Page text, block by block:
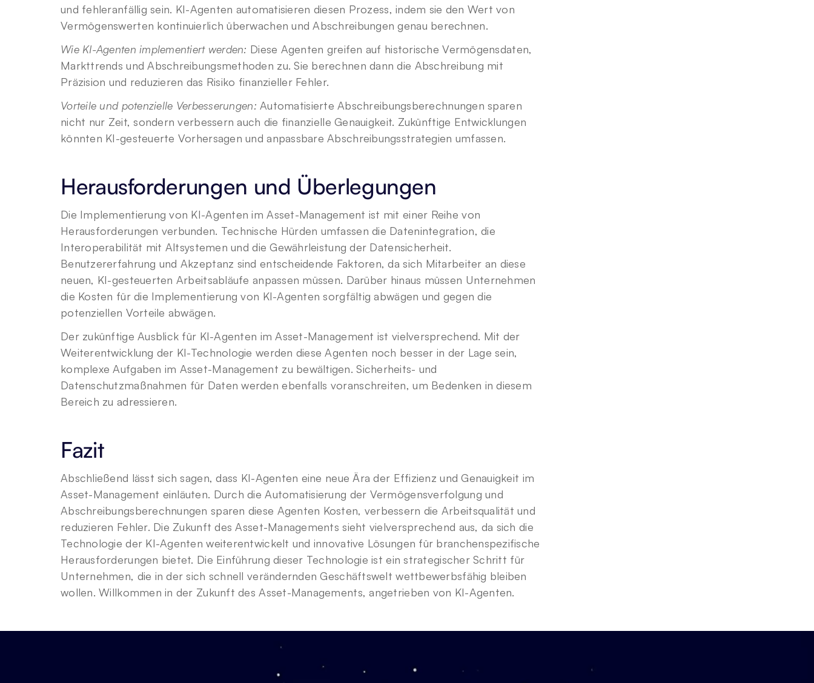
und fehleranfällig sein. KI-Agenten automatisieren diesen Prozess, indem sie den Wert von
Vermögenswerten kontinuierlich überwachen und Abschreibungen genau berechnen.
Wie KI-Agenten implementiert werden: Diese Agenten greifen auf historische Vermögensdaten,
Markttrends und Abschreibungsmethoden zu. Sie berechnen dann die Abschreibung mit
Präzision und reduzieren das Risiko finanzieller Fehler.
Vorteile und potenzielle Verbesserungen: Automatisierte Abschreibungsberechnungen sparen
nicht nur Zeit, sondern verbessern auch die finanzielle Genauigkeit. Zukünftige Entwicklungen
könnten KI-gesteuerte Vorhersagen und anpassbare Abschreibungsstrategien umfassen.
Herausforderungen und Überlegungen
Die Implementierung von KI-Agenten im Asset-Management ist mit einer Reihe von
Herausforderungen verbunden. Technische Hürden umfassen die Datenintegration, die
Interoperabilität mit Altsystemen und die Gewährleistung der Datensicherheit.
Benutzererfahrung und Akzeptanz sind entscheidende Faktoren, da sich Mitarbeiter an diese
neuen, KI-gesteuerten Arbeitsabläufe anpassen müssen. Darüber hinaus müssen Unternehmen
die Kosten für die Implementierung von KI-Agenten sorgfältig abwägen und gegen die
potenziellen Vorteile abwägen.
Der zukünftige Ausblick für KI-Agenten im Asset-Management ist vielversprechend. Mit der
Weiterentwicklung der KI-Technologie werden diese Agenten noch besser in der Lage sein,
komplexe Aufgaben im Asset-Management zu bewältigen. Sicherheits- und
Datenschutzmaßnahmen für Daten werden ebenfalls voranschreiten, um Bedenken in diesem
Bereich zu adressieren.
Fazit
Abschließend lässt sich sagen, dass KI-Agenten eine neue Ära der Effizienz und Genauigkeit im
Asset-Management einläuten. Durch die Automatisierung der Vermögensverfolgung und
Abschreibungsberechnungen sparen diese Agenten Kosten, verbessern die Arbeitsqualität und
reduzieren Fehler. Die Zukunft des Asset-Managements sieht vielversprechend aus, da sich die
Technologie der KI-Agenten weiterentwickelt und innovative Lösungen für branchenspezifische
Herausforderungen bietet. Die Einführung dieser Technologie ist ein strategischer Schritt für
Unternehmen, die in der sich schnell verändernden Geschäftswelt wettbewerbsfähig bleiben
wollen. Willkommen in der Zukunft des Asset-Managements, angetrieben von KI-Agenten.